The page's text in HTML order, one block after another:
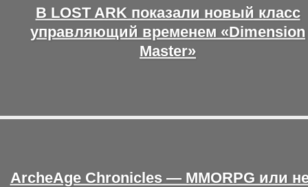
В LOST ARK показали новый класс
управляющий временем «Dimension
Master»
ArcheAge Chronicles — MMORPG или